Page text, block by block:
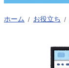
ホーム お役立ち